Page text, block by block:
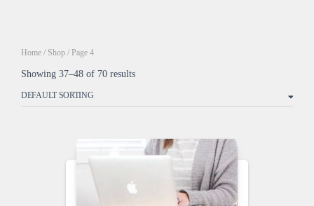
Home / Shop / Page 4
Showing 37–48 of 70 results